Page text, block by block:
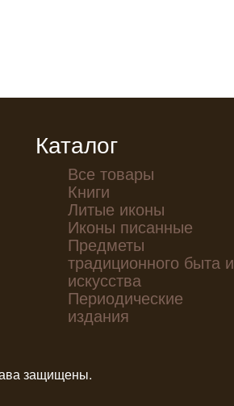
Каталог
Все товары
Книги
Литые иконы
Иконы писанные
Предметы
традиционного быта и
искусства
Периодические
издания
защищены.